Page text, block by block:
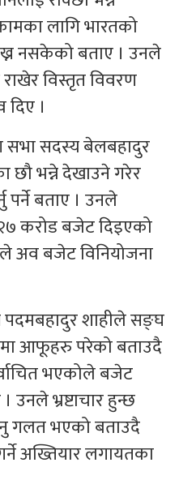
लागि भारतको
नसकेको बताए । उनले
विस्तृत विवरण
।
सभा सदस्य बेलबहादुर
छौ भन्ने देखाउने गरेर
पर्ने बताए । उनले
करोड बजेट दिइएको
अव बजेट विनियोजना
पदमबहादुर शाहीले सङ्घ
आफूहरु परेको बताउदै
भएकोले बजेट
उनले भ्रष्टाचार हुन्छ
गलत भएको बताउदै
गर्ने अख्तियार लगायतका